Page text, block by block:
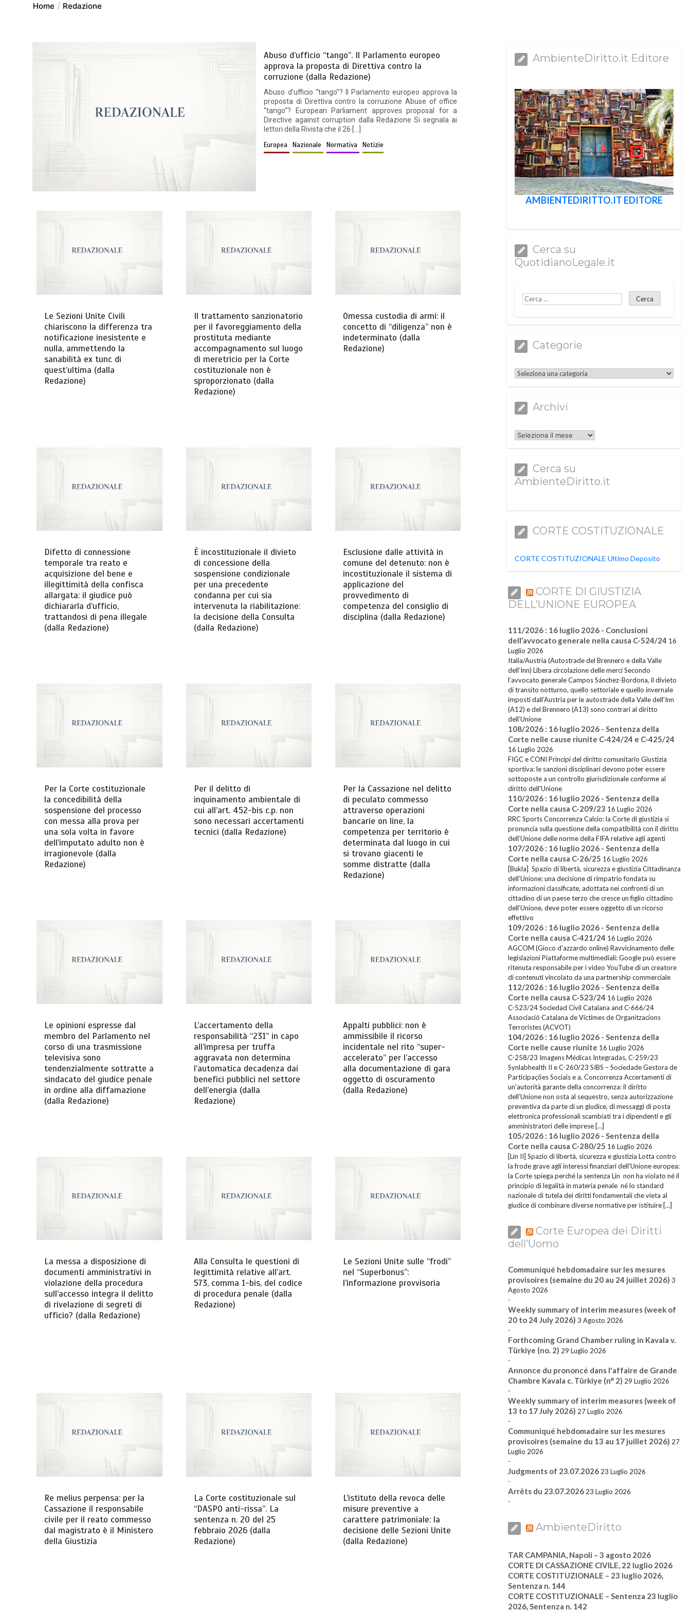
Home Redazione
Abuso d’ufficio “tango”. Il Parlamento europeo
approva la proposta di Direttiva contro la
corruzione (dalla Redazione)
Abuso d’ufficio “tango”? Il Parlamento europeo approva la
proposta di Direttiva contro la corruzione Abuse of office
“tango“? European Parliament approves proposal for a
Directive against corruption dalla Redazione Si segnala ai
lettori della Rivista che il 26 […]
Europea
Nazionale Normativa Notizie
Le Sezioni Unite Civili
chiariscono la differenza tra
notificazione inesistente e
nulla, ammettendo la
sanabilità ex tunc di
quest’ultima (dalla
Redazione)
Il trattamento sanzionatorio
per il favoreggiamento della
prostituta mediante
accompagnamento sul luogo
di meretricio per la Corte
costituzionale non è
sproporzionato (dalla
Redazione)
Omessa custodia di armi: il
concetto di “diligenza” non è
indeterminato (dalla
Redazione)
Difetto di connessione
temporale tra reato e
acquisizione del bene e
illegittimità della confisca
allargata: il giudice può
dichiararla d’ufficio,
trattandosi di pena illegale
(dalla Redazione)
È incostituzionale il divieto
di concessione della
sospensione condizionale
per una precedente
condanna per cui sia
intervenuta la riabilitazione:
la decisione della Consulta
(dalla Redazione)
Esclusione dalle attività in
comune del detenuto: non è
incostituzionale il sistema di
applicazione del
provvedimento di
competenza del consiglio di
disciplina (dalla Redazione)
Per la Corte costituzionale
la concedibilità della
sospensione del processo
con messa alla prova per
una sola volta in favore
dell’imputato adulto non è
irragionevole (dalla
Redazione)
Per il delitto di
inquinamento ambientale di
cui all’art. 452-bis c.p. non
sono necessari accertamenti
tecnici (dalla Redazione)
Per la Cassazione nel delitto
di peculato commesso
attraverso operazioni
bancarie on line, la
competenza per territorio è
determinata dal luogo in cui
si trovano giacenti le
somme distratte (dalla
Redazione)
Le opinioni espresse dal
membro del Parlamento nel
corso di una trasmissione
televisiva sono
tendenzialmente sottratte a
sindacato del giudice penale
in ordine alla diffamazione
(dalla Redazione)
L’accertamento della
responsabilità “231” in capo
all’impresa per truffa
aggravata non determina
l’automatica decadenza dai
benefici pubblici nel settore
dell’energia (dalla
Redazione)
Appalti pubblici: non è
ammissibile il ricorso
incidentale nel rito “super-
accelerato” per l’accesso
alla documentazione di gara
oggetto di oscuramento
(dalla Redazione)
La messa a disposizione di
documenti amministrativi in
violazione della procedura
sull’accesso integra il delitto
di rivelazione di segreti di
ufficio? (dalla Redazione)
Alla Consulta le questioni di
legittimità relative all’art.
573, comma 1-bis, del codice
di procedura penale (dalla
Redazione)
Le Sezioni Unite sulle “frodi”
nel “Superbonus”:
l’informazione provvisoria
Re melius perpensa: per la
Cassazione il responsabile
civile per il reato commesso
dal magistrato è il Ministero
della Giustizia
La Corte costituzionale sul
“DASPO anti-rissa”. La
sentenza n. 20 del 25
febbraio 2026 (dalla
Redazione)
L’istituto della revoca delle
misure preventive a
carattere patrimoniale: la
decisione delle Sezioni Unite
(dalla Redazione)
AmbienteDiritto.it Editore
AMBIENTEDIRITTO.IT EDITORE
Cerca su
QuotidianoLegale.it
Categorie
Categorie
Archivi
Archivi
Cerca su
AmbienteDiritto.it
CORTE COSTITUZIONALE
CORTE COSTITUZIONALE Ultimo Deposito
CORTE DI GIUSTIZIA
DELL’UNIONE EUROPEA
111/2026 : 16 luglio 2026 - Conclusioni
dell’avvocato generale nella causa C-524/24 16
Luglio 2026
Italia/Austria (Autostrade del Brennero e della Valle
dell’Inn) Libera circolazione delle merci Secondo
l’avvocato generale Campos Sánchez-Bordona, il divieto
di transito notturno, quello settoriale e quello invernale
imposti dall’Austria per le autostrade della Valle dell’Inn
(A12) e del Brennero (A13) sono contrari al diritto
dell’Unione
108/2026 : 16 luglio 2026 - Sentenza della
Corte nelle cause riunite C-424/24 e C-425/24
16 Luglio 2026
FIGC e CONI Principi del diritto comunitario Giustizia
sportiva: le sanzioni disciplinari devono poter essere
sottoposte a un controllo giurisdizionale conforme al
diritto dell’Unione
110/2026 : 16 luglio 2026 - Sentenza della
Corte nella causa C-209/23 16 Luglio 2026
RRC Sports Concorrenza Calcio: la Corte di giustizia si
pronuncia sulla questione della compatibilità con il diritto
dell’Unione delle norme della FIFA relative agli agenti
107/2026 : 16 luglio 2026 - Sentenza della
Corte nella causa C-26/25 16 Luglio 2026
[Bukla] Spazio di libertà, sicurezza e giustizia Cittadinanza
dell’Unione: una decisione di rimpatrio fondata su
informazioni classificate, adottata nei confronti di un
cittadino di un paese terzo che cresce un figlio cittadino
dell’Unione, deve poter essere oggetto di un ricorso
effettivo
109/2026 : 16 luglio 2026 - Sentenza della
Corte nella causa C-421/24 16 Luglio 2026
AGCOM (Gioco d’azzardo online) Ravvicinamento delle
legislazioni Piattaforme multimediali: Google può essere
ritenuta responsabile per i video YouTube di un creatore
di contenuti vincolato da una partnership commerciale
112/2026 : 16 luglio 2026 - Sentenza della
Corte nella causa C-523/24 16 Luglio 2026
C-523/24 Sociedad Civil Catalana and C-666/24
Associació Catalana de Víctimes de Organitzacions
Terroristes (ACVOT)
104/2026 : 16 luglio 2026 - Sentenza della
Corte nelle cause riunite 16 Luglio 2026
C-258/23 Imagens Médicas Integradas, C-259/23
Synlabhealth II e C-260/23 SIBS – Sociedade Gestora de
Participações Sociais e a. Concorrenza Accertamenti di
un’autorità garante della concorrenza: il diritto
dell’Unione non osta al sequestro, senza autorizzazione
preventiva da parte di un giudice, di messaggi di posta
elettronica professionali scambiati tra i dipendenti e gli
amministratori delle imprese […]
105/2026 : 16 luglio 2026 - Sentenza della
Corte nella causa C-280/25 16 Luglio 2026
[Lin II] Spazio di libertà, sicurezza e giustizia Lotta contro
la frode grave agli interessi finanziari dell'Unione europea:
la Corte spiega perché la sentenza Lin non ha violato né il
principio di legalità in materia penale né lo standard
nazionale di tutela dei diritti fondamentali che vieta al
giudice di combinare diverse normative per istituire […]
Corte Europea dei Diritti
dell’Uomo
Communiqué hebdomadaire sur les mesures
provisoires (semaine du 20 au 24 juillet 2026) 3
Agosto 2026
-
Weekly summary of interim measures (week of
20 to 24 July 2026) 3 Agosto 2026
-
Forthcoming Grand Chamber ruling in Kavala v.
Türkiye (no. 2) 29 Luglio 2026
-
Annonce du prononcé dans l'affaire de Grande
Chambre Kavala c. Türkiye (n° 2) 29 Luglio 2026
-
Weekly summary of interim measures (week of
13 to 17 July 2026) 27 Luglio 2026
-
Communiqué hebdomadaire sur les mesures
provisoires (semaine du 13 au 17 juillet 2026) 27
Luglio 2026
-
Judgments of 23.07.2026 23 Luglio 2026
-
Arrêts du 23.07.2026 23 Luglio 2026
-
AmbienteDiritto
TAR CAMPANIA, Napoli – 3 agosto 2026
CORTE DI CASSAZIONE CIVILE, 22 luglio 2026
CORTE COSTITUZIONALE – 23 luglio 2026,
Sentenza n. 144
CORTE COSTITUZIONALE – Sentenza 23 luglio
2026, Sentenza n. 142